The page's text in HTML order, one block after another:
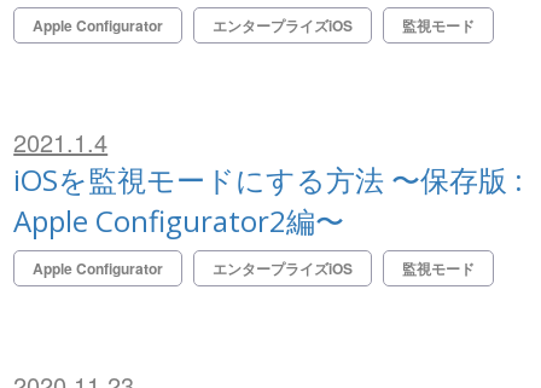
Apple Configurator エンタープライズiOS 監視モード
2021.1.4
iOSを監視モードにする方法 〜保存版 :
Apple Configurator2編〜
Apple Configurator エンタープライズiOS 監視モード